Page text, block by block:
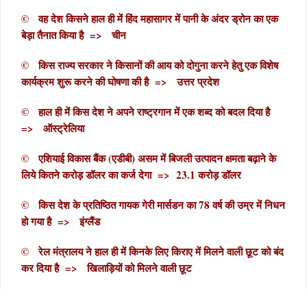
© वह देश किसने हाल ही में हिंद महासागर में पानी के अंदर ड्रोन का एक
बेड़ा तैनात किया है => चीन
© किस राज्य सरकार ने किसानों की आय को दोगुना करने हेतु एक विशेष
कार्यक्रम शुरू करने की घोषणा की है => उत्तर प्रदेश
© हाल ही में किस देश ने अपने राष्ट्रगान में एक शब्द को बदल दिया है
=> ऑस्ट्रेलिया
© एशियाई विकास बैंक (एडीबी) असम में बिजली उत्पादन क्षमता बढ़ाने के
लिये कितने करोड़ डॉलर का कर्ज देगा => 23.1 करोड़ डॉलर
© किस देश के प्रतिष्ठित गायक गेरी मार्सडन का 78 वर्ष की उम्र में निधन
हो गया है => इंग्लैंड
© रेल मंत्रालय ने हाल ही में किनके लिए किराए में मिलने वाली छूट को बंद
कर दिया है => खिलाड़ियों को मिलने वाली छूट